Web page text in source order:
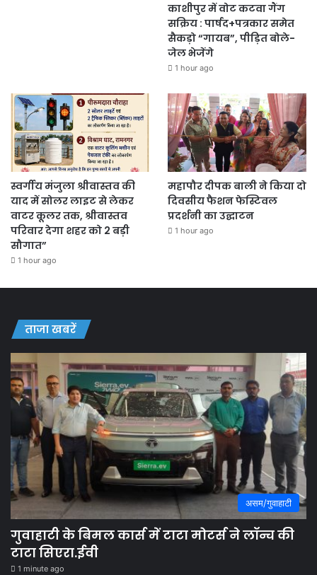
काशीपुर में वोट कटवा गैंग
सक्रिय : पार्षद+पत्रकार समेत
सैकड़ो “गायब”, पीड़ित बोले-
जेल भेजेंगे
1 hour ago
स्वर्गीय मंजुला श्रीवास्तव की
याद में सोलर लाइट से लेकर
वाटर कूलर तक, श्रीवास्तव
परिवार देगा शहर को 2 बड़ी
सौगात”
1 hour ago
महापौर दीपक बाली ने किया दो
दिवसीय फैशन फेस्टिवल
प्रदर्शनी का उद्घाटन
1 hour ago
ताजा खबरें
असम/गुवाहाटी
गुवाहाटी के बिमल कार्स में टाटा मोटर्स ने लॉन्च की
टाटा सिएरा.ईवी
1 minute ago